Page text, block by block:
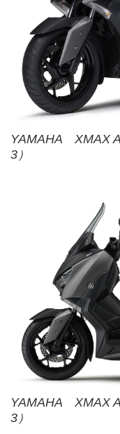
YAMAHA XMAX
3）
YAMAHA XMAX
3）